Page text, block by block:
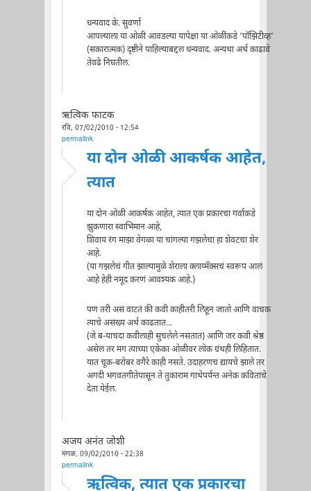
धन्यवाद के. सुवर्णा
आपल्याला या ओळी आवडल्या यापेक्षा या ओळींकडे 'पॉझिटीव्ह'
(सकारात्मक) दृष्टीने पाहिल्याबद्दल धन्यवाद. अन्यथा अर्थ काढावे
तेवढे निघतील.
ऋत्विक फाटक
रवि, 07/02/2010 - 12:54
permalink
या दोन ओळी आकर्षक आहेत,
त्यात
या दोन ओळी आकर्षक आहेत, त्यात एक प्रकारचा गर्वाकडे
झुकणारा स्वाभिमान आहे,
शिवाय रंग माझा वेगळा या चांगल्या गझलेचा हा शेवटचा शेर
आहे.
(या गझलेचं गीत झाल्यामुळे शेराला क्लाय्मॅक्सचं स्वरूप आलं
आहे हेही नमूद करणं आवश्यक आहे.)
पण तरी असं वाटतं की कवी काहीतरी लिहून जातो आणि वाचक
त्याचे असंख्य अर्थ काढतात...
(जे ब-याचदा कवीलाही सुचलेले नसतात) आणि जर कवी श्रेष्ठ
असेल तर मग त्याच्या एकेका ओळीवर लोक ग्रंथही लिहितात.
यात चूक-बरोबर वगैरे काही नसते. उदाहरणच द्यायचे झाले तर
अगदी भगवतगीतेपासून ते तुकाराम गाथेपर्यन्त अनेक कवितांचे
देता येईल.
अजय अनंत जोशी
मंगळ, 09/02/2010 - 22:38
permalink
ऋत्विक, त्यात एक प्रकारचा